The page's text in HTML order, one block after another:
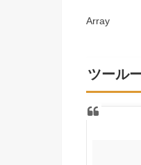
Array
ツール